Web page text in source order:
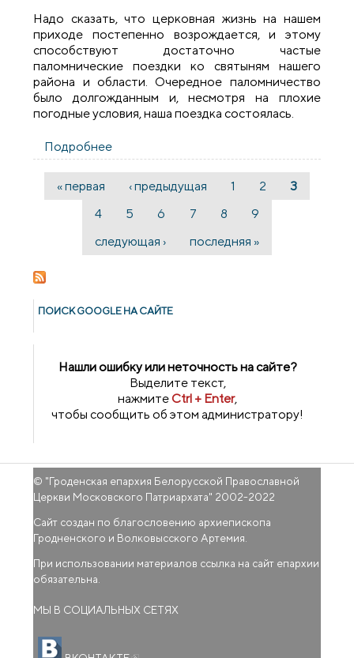
Надо сказать, что церковная жизнь на нашем
приходе постепенно возрождается, и этому
способствуют достаточно частые
паломнические поездки ко святыням нашего
района и области. Очередное паломничество
было долгожданным и, несмотря на плохие
погодные условия, наша поездка состоялась.
Подробнее
совершили паломничество в Свято-
Елисаветинский женский монастырь
Страницы
« первая ‹ предыдущая 1 2
3
4
5 6 7 8
9
следующая ›
последняя »
ПОИСК GOОGLE НА САЙТЕ
Нашли ошибку или неточность на сайте?
Выделите текст,
нажмитеCtrl + Enter,
чтобы сообщить об этом администратору!
© "Гроденская епархия Белорусской Православной
Церкви Московского Патриархата" 2002-2022
Сайт создан по благословению архиепископа
Гродненского и Волковысского Артемия.
При использовании материалов ссылка на сайт епархии
обязательна.
МЫ В СОЦИАЛЬНЫХ СЕТЯХ